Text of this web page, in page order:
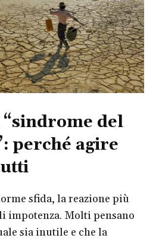
del
perché agire
sfida, la reazione più
impotenza. Molti pensano
sia inutile e che la